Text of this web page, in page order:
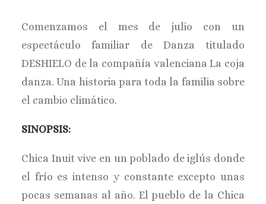
Comenzamos el mes de julio con un
espectáculo familiar de Danza titulado
DESHIELO de la compañía valenciana La coja
danza. Una historia para toda la familia sobre
el cambio climático.
SINOPSIS:
Chica Inuit vive en un poblado de iglús donde
el frío es intenso y constante excepto unas
pocas semanas al año. El pueblo de la Chica